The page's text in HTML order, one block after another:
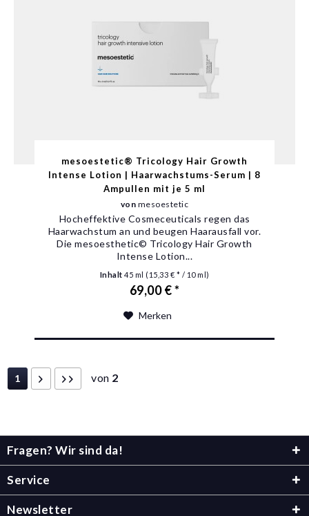
mesoestetic® Tricology Hair Growth
Intense Lotion | Haarwachstums-Serum | 8
Ampullen mit je 5 ml
von mesoestetic
Hocheffektive Cosmeceuticals regen das
Haarwachstum an und beugen Haarausfall vor.
Die mesoesthetic© Tricology Hair Growth
Intense Lotion...
Inhalt45 ml (15,33 € * / 10 ml)
69,00 € *
Merken
1 von 2
Fragen? Wir sind da!
Service
Newsletter